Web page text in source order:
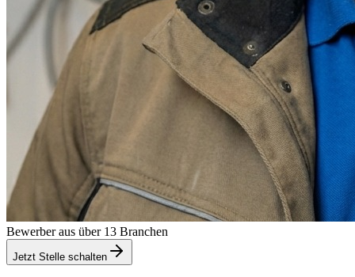
Bewerber aus über 13 Branchen
Jetzt Stelle schalten